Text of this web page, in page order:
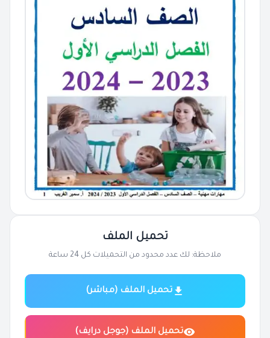
تحميل الملف
ملاحظة: لك عدد محدود من التحميلات كل 24 ساعة
تحميل الملف (مباشر)
تحميل الملف (جوجل درايف)